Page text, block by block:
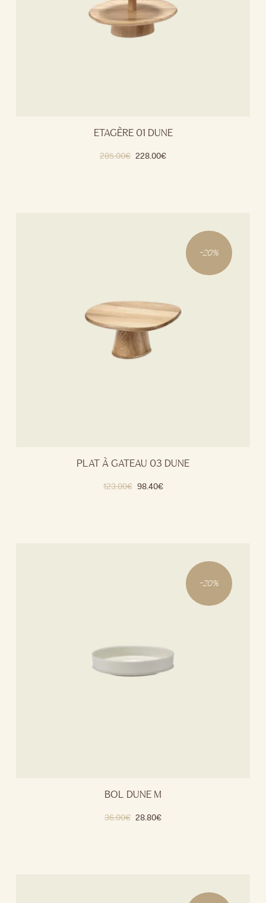
ETAGÈRE 01 DUNE
285.00€ 228.00€
-20%
PLAT À GATEAU 03 DUNE
123.00€ 98.40€
-20%
BOL DUNE M
36.00€ 28.80€